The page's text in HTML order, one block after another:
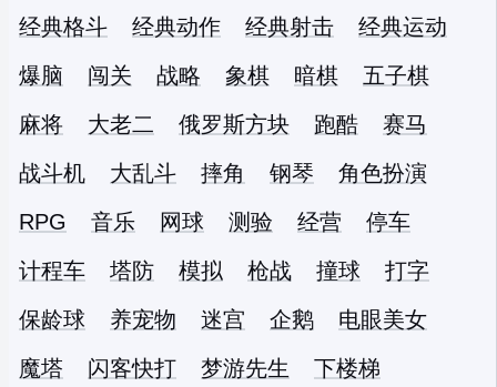
经典格斗
经典动作 经典射击
经典运动
爆脑
闯关 战略 象棋 暗棋
五子棋
麻将
大老二 俄罗斯方块 跑酷
赛马
战斗机
大乱斗 摔角 钢琴
角色扮演
RPG
音乐 网球 测验 经营
停车
计程车
塔防 模拟 枪战 撞球
打字
保龄球
养宠物 迷宫 企鹅
电眼美女
魔塔
闪客快打 梦游先生 下楼梯